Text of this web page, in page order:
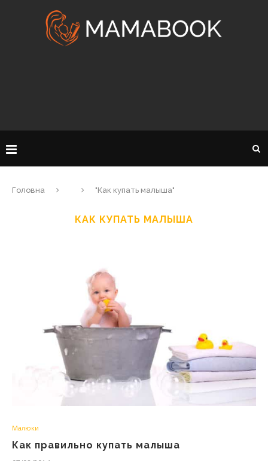
Головна "Как купать малыша"
КАК КУПАТЬ МАЛЫША
Малюки
Как правильно купать малыша